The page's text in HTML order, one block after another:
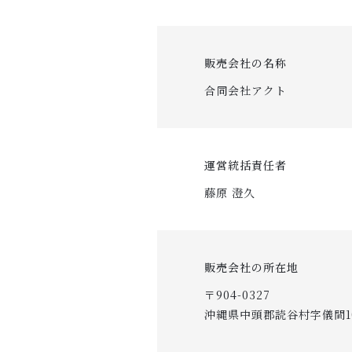
販売会社の名称
合同会社アクト
運営統括責任者
藤原 澄久
販売会社の所在地
〒904-0327
沖縄県中頭郡読谷村字儀間